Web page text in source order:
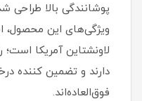
پوشانندگی بالا
ویژگی‌های این محصول،
لاونشتاین آمریکا
دارند و تضمین کننده
فوق‌العاده‌اند.